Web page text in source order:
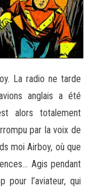
La radio ne tarde
anglais a été
alors totalement
par la voix de
moi Airboy, où que
Agis pendant
l’aviateur, qui